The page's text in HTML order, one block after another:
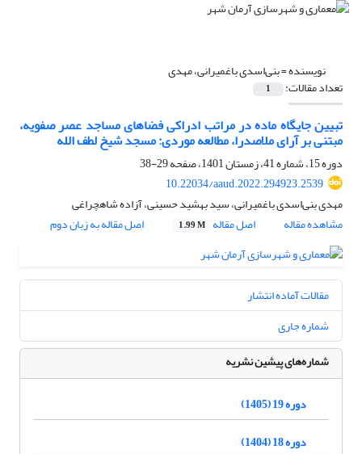
نویسنده =بنی‌اسدی باغمیرانی، مهدی
تعداد مقالات: 1
تبیین جایگاه ماده در مراتب ادراکی فضاهای مساجد عصر صفویه،
مبتنی ‌بر آرای ملاصدرا، مطالعه موردی: مسجد شیخ لطف ‌الله
دوره 15، شماره 41، زمستان 1401، صفحه
29-38
10.22034/aaud.2022.294923.2539
مهدی بنی‌اسدی باغمیرانی، سید بهشید حسینی، آزاده شاهچراغی
مشاهده مقاله
اصل مقاله 1.99 M اصل مقاله به زبان دوم
مقالات آماده انتشار
شماره جاری
شماره‌های پیشین نشریه
دوره 19 (1405)
دوره 18 (1404)